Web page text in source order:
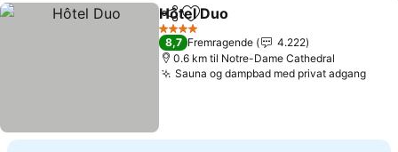
Del Føj til favoritter
Hôtel Duo
4 Stjerner
8,7 Fremragende
4.222
0.6 km til Notre-Dame Cathedral
Sauna og dampbad med privat adgangSe